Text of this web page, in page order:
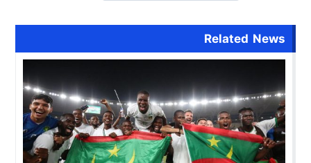
Related News